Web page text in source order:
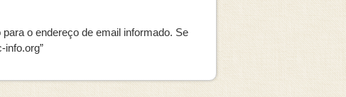
o endereço de email informado. Se
info.org”